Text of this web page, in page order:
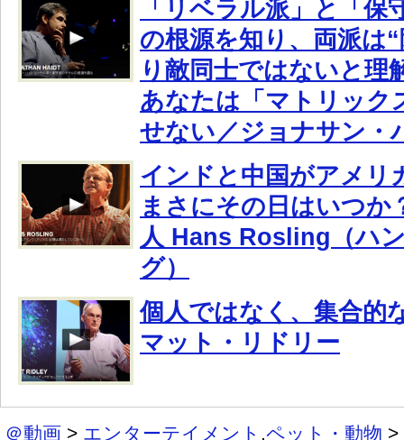
「リベラル派」と「保
の根源を知り、両派は
り敵同士ではないと理
あなたは「マトリック
せない／ジョナサン・
インドと中国がアメリ
まさにその日はいつか
人 Hans Rosling（ハ
グ）
個人ではなく、集合的
マット・リドリー
＠動画 > エンターテイメント ,ペット・動物 >